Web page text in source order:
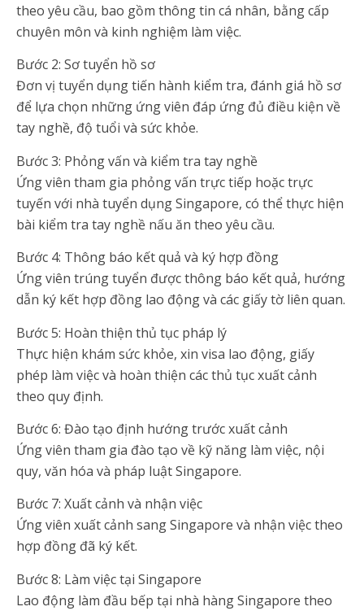
theo yêu cầu, bao gồm thông tin cá nhân, bằng cấp
chuyên môn và kinh nghiệm làm việc.
Bước 2: Sơ tuyển hồ sơ
Đơn vị tuyển dụng tiến hành kiểm tra, đánh giá hồ sơ
để lựa chọn những ứng viên đáp ứng đủ điều kiện về
tay nghề, độ tuổi và sức khỏe.
Bước 3: Phỏng vấn và kiểm tra tay nghề
Ứng viên tham gia phỏng vấn trực tiếp hoặc trực
tuyến với nhà tuyển dụng Singapore, có thể thực hiện
bài kiểm tra tay nghề nấu ăn theo yêu cầu.
Bước 4: Thông báo kết quả và ký hợp đồng
Ứng viên trúng tuyển được thông báo kết quả, hướng
dẫn ký kết hợp đồng lao động và các giấy tờ liên quan.
Bước 5: Hoàn thiện thủ tục pháp lý
Thực hiện khám sức khỏe, xin visa lao động, giấy
phép làm việc và hoàn thiện các thủ tục xuất cảnh
theo quy định.
Bước 6: Đào tạo định hướng trước xuất cảnh
Ứng viên tham gia đào tạo về kỹ năng làm việc, nội
quy, văn hóa và pháp luật Singapore.
Bước 7: Xuất cảnh và nhận việc
Ứng viên xuất cảnh sang Singapore và nhận việc theo
hợp đồng đã ký kết.
Bước 8: Làm việc tại Singapore
Lao động làm đầu bếp tại nhà hàng Singapore theo